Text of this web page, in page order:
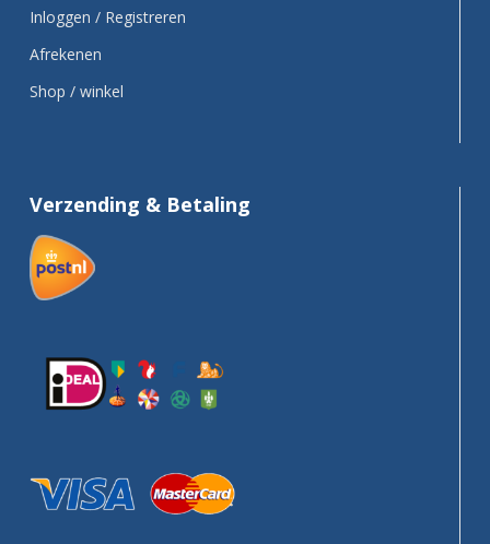
Inloggen / Registreren
Afrekenen
Shop / winkel
Verzending & Betaling